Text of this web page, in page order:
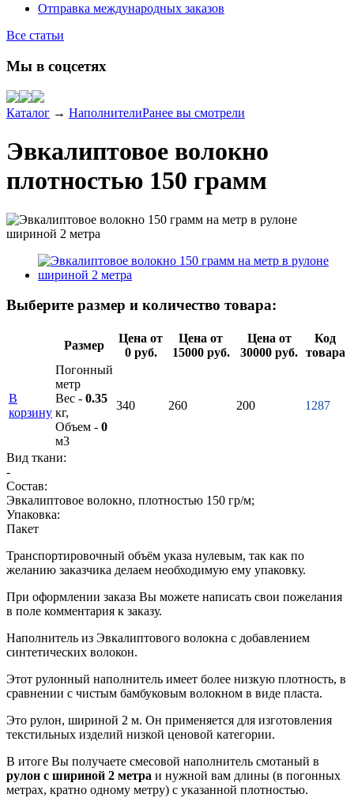
Отправка международных заказов
Все статьи
Мы в соцсетях
Каталог → НаполнителиРанее вы смотрели
Эвкалиптовое волокно
плотностью 150 грамм
Выберите размер и количество товара:
Размер
Цена от
0 руб.
Цена от
15000 руб.
Цена от
30000 руб.
Код
товара
В
корзину
Погонный
метр
Вес - 0.35
кг,
Объем - 0
м3
340 260 200 1287
Вид ткани:
-
Состав:
Эвкалиптовое волокно, плотностью 150 гр/м;
Упаковка:
Пакет
Транспортировочный объём указа нулевым, так как по
желанию заказчика делаем необходимую ему упаковку.
При оформлении заказа Вы можете написать свои пожелания
в поле комментария к заказу.
Наполнитель из Эвкалиптового волокна с добавлением
синтетических волокон.
Этот рулонный наполнитель имеет более низкую плотность, в
сравнении с чистым бамбуковым волокном в виде пласта.
Это рулон, шириной 2 м. Он применяется для изготовления
текстильных изделий низкой ценовой категории.
В итоге Вы получаете смесовой наполнитель смотаный в
рулон с шириной 2 метра и нужной вам длины (в погонных
метрах, кратно одному метру) с указанной плотностью.